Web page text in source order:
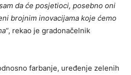
da će posjetioci, posebno oni
brojnim inovacijama koje ćemo
“, rekao je gradonačelnik
farbanje, uređenje zelenih